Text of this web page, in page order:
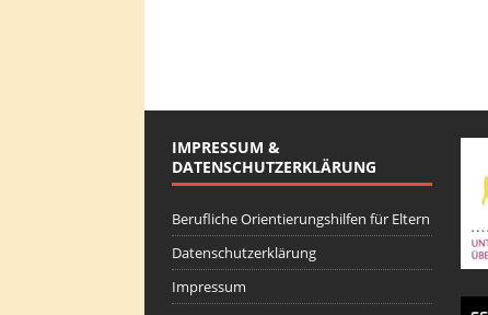
IMPRESSUM &
DATENSCHUTZERKLÄRUNG
Berufliche Orientierungshilfen für Eltern
Datenschutzerklärung
Impressum